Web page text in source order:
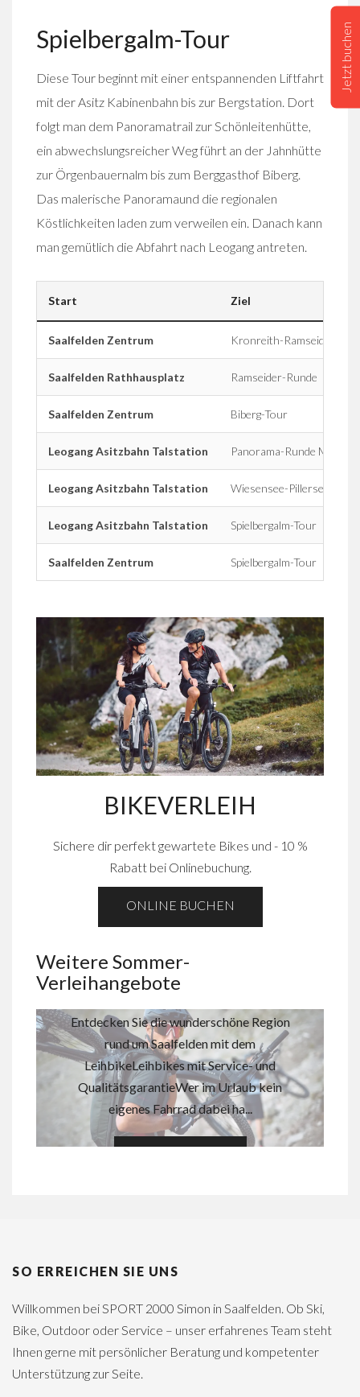
Jetzt buchen
Spielbergalm-Tour
Diese Tour beginnt mit einer entspannenden Liftfahrt
mit der Asitz Kabinenbahn bis zur Bergstation. Dort
folgt man dem Panoramatrail zur Schönleitenhütte,
ein abwechslungsreicher Weg führt an der Jahnhütte
zur Örgenbauernalm bis zum Berggasthof Biberg.
Das malerische Panoramaund die regionalen
Köstlichkeiten laden zum verweilen ein. Danach kann
man gemütlich die Abfahrt nach Leogang antreten.
Start Ziel
Saalfelden Zentrum Kronreith-Ramseiden-
Saalfelden Rathhausplatz Ramseider-Runde
Saalfelden Zentrum Biberg-Tour
Leogang Asitzbahn Talstation Panorama-Runde
Leogang Asitzbahn Talstation Wiesensee-Pillersee
Leogang Asitzbahn Talstation Spielbergalm-Tour
Saalfelden Zentrum Spielbergalm-Tour
BIKEVERLEIH
Sichere dir perfekt gewartete Bikes und - 10 %
Rabatt bei Onlinebuchung.
ONLINE BUCHEN
Weitere Sommer-
Verleihangebote
BIKE VERLEIH
Entdecken Sie die wunderschöne Region
rund um Saalfelden mit dem
LeihbikeLeihbikes mit Service- und
QualitätsgarantieWer im Urlaub kein
eigenes Fahrrad dabei ha...
SO ERREICHEN SIE UNS
Willkommen bei SPORT 2000 Simon in Saalfelden. Ob Ski,
Bike, Outdoor oder Service – unser erfahrenes Team steht
Ihnen gerne mit persönlicher Beratung und kompetenter
Unterstützung zur Seite.